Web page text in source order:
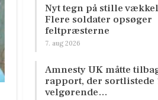
Nyt tegn på stille
Flere soldater opsøger
feltpræsterne
7. aug 2026
Amnesty UK måtte
rapport, der sortlistede
velgørende…